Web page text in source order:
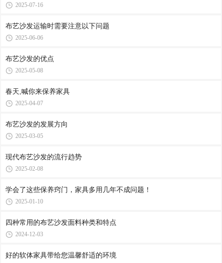
2025-07-16
布艺沙发运输时需要注意以下问题
2025-06-06
布艺沙发的优点
2025-05-08
春天,喊你来保养家具
2025-04-07
布艺沙发的发展方向
2025-03-05
现代布艺沙发的流行趋势
2025-02-08
学会了这些保养窍门，家具多用几年不成问题！
2025-01-10
四种常用的布艺沙发面料种类和特点
2024-12-03
好的软体家具带给您温馨舒适的环境